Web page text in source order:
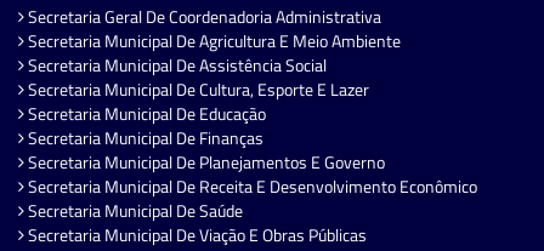
Secretaria Geral De Coordenadoria Administrativa
Secretaria Municipal De Agricultura E Meio Ambiente
Secretaria Municipal De Assistência Social
Secretaria Municipal De Cultura, Esporte E Lazer
Secretaria Municipal De Educação
Secretaria Municipal De Finanças
Secretaria Municipal De Planejamentos E Governo
Secretaria Municipal De Receita E Desenvolvimento Econômico
Secretaria Municipal De Saúde
Secretaria Municipal De Viação E Obras Públicas